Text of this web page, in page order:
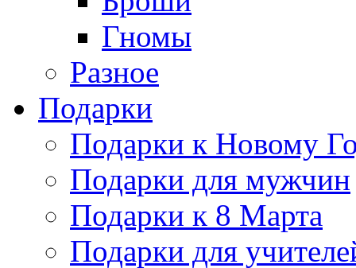
Гномы
Разное
Подарки
Подарки к Новому
Подарки для мужчин
Подарки к 8 Марта
Подарки для